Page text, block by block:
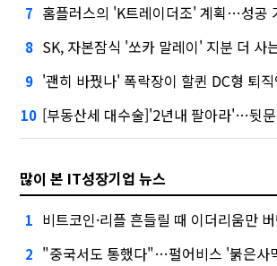
7 홈플러스의 'K트레이더조' 계획…성공
8 SK, 자본잠식 '쏘카 말레이' 지분 더 사
9 '괜히 바꿨나' 폭락장이 할퀸 DC형 퇴직연
10 [부동산세 대수술]'2년내 팔아라'…뒷
많이 본 IT성장기업 뉴스
1 비트코인·리플 흔들릴 때 이더리움만
2 "중국서도 통했다"…펄어비스 '붉은사